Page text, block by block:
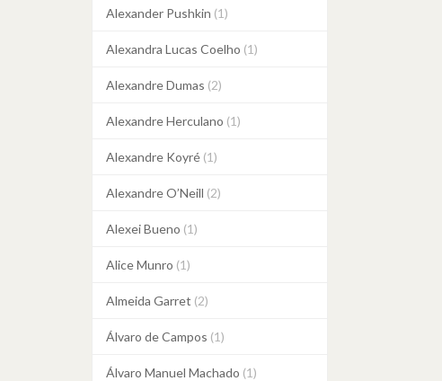
Alexander Pushkin (1)
Alexandra Lucas Coelho (1)
Alexandre Dumas (2)
Alexandre Herculano (1)
Alexandre Koyré (1)
Alexandre O’Neill (2)
Alexei Bueno (1)
Alice Munro (1)
Almeida Garret (2)
Álvaro de Campos (1)
Álvaro Manuel Machado (1)